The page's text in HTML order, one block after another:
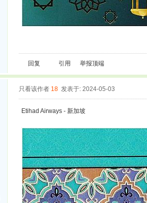
回复 引用 举报顶端
只看该作者 18 发表于: 2024-05-03
Etihad Airways - 新加坡